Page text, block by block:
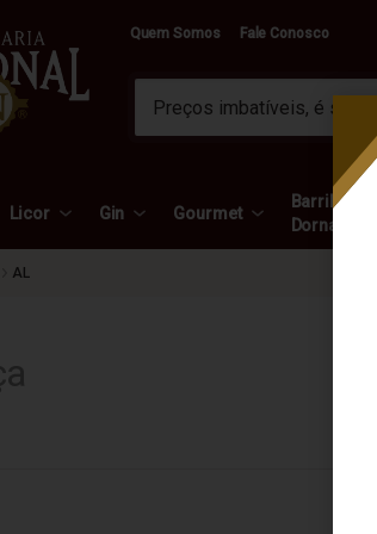
Quem Somos Fale Conosco
Licor Gin Gourmet
Barril e
Dorna
AL